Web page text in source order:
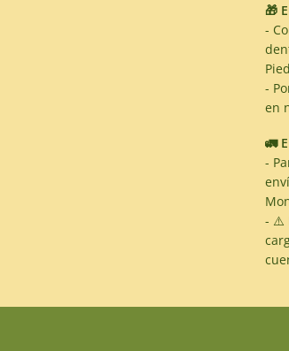
🎁
-
-
en
🚛
-
- ⚠️